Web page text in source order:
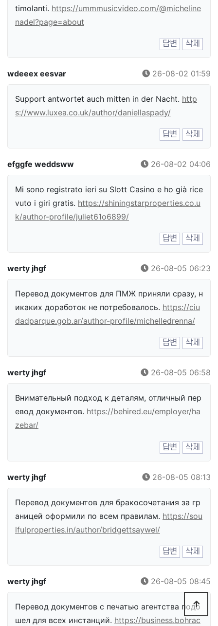
timolanti. https://ummmusicvideo.com/@micheline
nadel?page=about
답변 삭제
wdeeex eesvar 26-08-02 01:59
Support antwortet auch mitten in der Nacht. http
s://www.luxea.co.uk/author/daniellaspady/
답변 삭제
efggfe weddsww 26-08-02 04:06
Mi sono registrato ieri su Slott Casino e ho già rice
vuto i giri gratis. https://shiningstarproperties.co.u
k/author-profile/juliet61o6899/
답변 삭제
werty jhgf 26-08-05 06:23
Перевод документов для ПМЖ приняли сразу, н
икаких доработок не потребовалось. https://ciu
dadparque.gob.ar/author-profile/michelledrenna/
답변 삭제
werty jhgf 26-08-05 06:58
Внимательный подход к деталям, отличный пер
евод документов. https://behired.eu/employer/ha
zebar/
답변 삭제
werty jhgf 26-08-05 08:13
Перевод документов для бракосочетания за гр
аницей оформили по всем правилам. https://sou
lfulproperties.in/author/bridgettsaywel/
답변 삭제
werty jhgf 26-08-05 08:45
Перевод документов с печатью агентства подо
шел для всех инстанций. https://business.bohrac